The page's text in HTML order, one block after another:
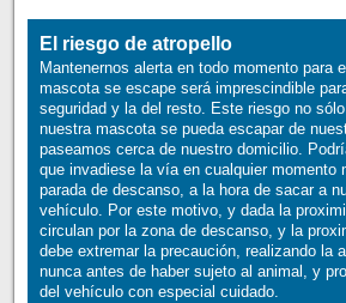
El riesgo de atropello
Mantenernos alerta en todo momento para
mascota se escape será imprescindible
seguridad y la del resto. Este riesgo no
nuestra mascota se pueda escapar de
paseamos cerca de nuestro domicilio.
que invadiese la vía en cualquier momento
parada de descanso, a la hora de sacar a
vehículo. Por este motivo, y dada la
circulan por la zona de descanso, y la
debe extremar la precaución, realizando la
nunca antes de haber sujeto al animal, y
del vehículo con especial cuidado.